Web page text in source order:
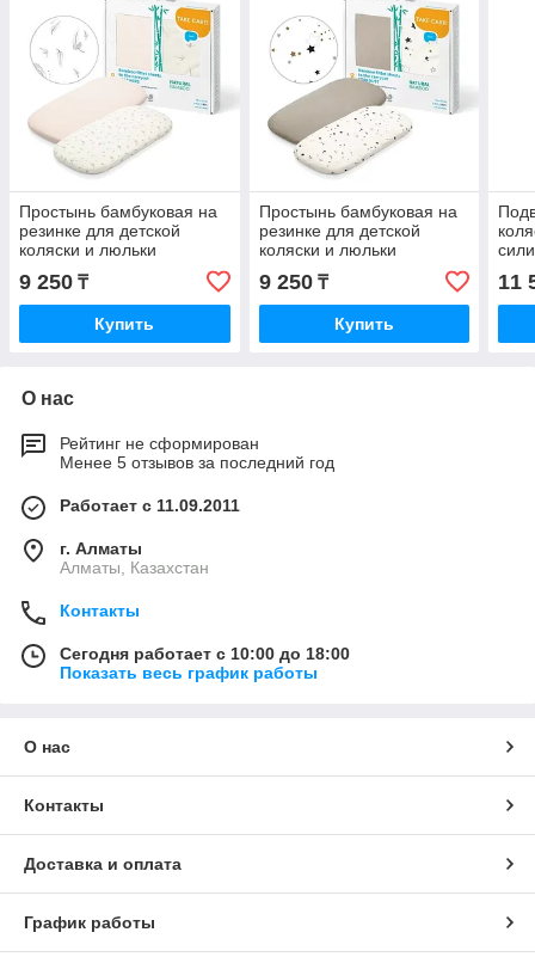
Простынь бамбуковая на
резинке для детской
коляски и люльки
BabyOno, ультрамягкая 2
шт
9 250 ₸
Купить
Простынь бамбуковая на
резинке для детской
коляски и люльки
BabyOno, ультрамягкая 2
шт
9 250₸
Купить
11
О нас
Рейтинг не сформирован
Менее 5 отзывов за последний год
Работает с 11.09.2011
г. Алматы
Алматы, Казахстан
Контакты
Сегодня работает с 10:00 до 18:00
Показать весь график работы
О нас
Контакты
Доставка и оплата
График работы